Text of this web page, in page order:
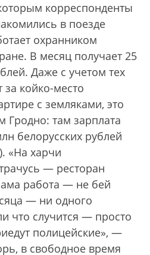
корреспонденты
в поезде
охранником
В месяц получает 25
Даже с учетом тех
за койко-место
с земляками, это
там зарплата
белорусских рублей
«На харчи
— ресторан
работа — не бей
— ни одного
что случится — просто
полицейские», —
в свободное время